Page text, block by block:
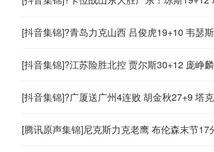
[抖音集锦]?青岛力克山西 吕俊虎19+10 韦瑟
[抖音集锦]?江苏险胜北控 贾尔斯30+12 庞峥
[抖音集锦]?广厦送广州4连败 胡金秋27+9 塔
[腾讯原声集锦]尼克斯力克老鹰 布伦森末节17